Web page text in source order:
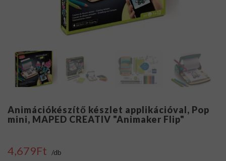
Animációkészítő készlet applikációval, Pop
mini, MAPED CREATIV "Animaker Flip"
4,679Ft /db